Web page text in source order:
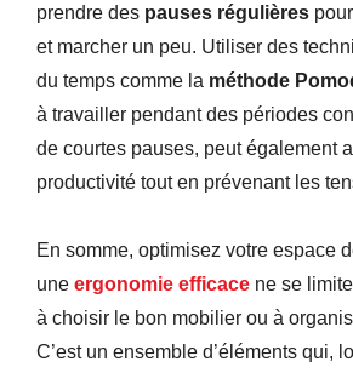
prendre des pauses régulières
et marcher un peu. Utiliser des
du temps comme la méthode
à travailler pendant des périodes
de courtes pauses, peut également
productivité tout en prévenant les
En somme, optimisez votre espace
une ergonomie efficace ne se
à choisir le bon mobilier ou à
C’est un ensemble d’éléments qui,